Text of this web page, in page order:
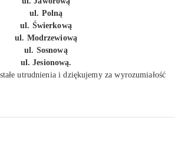
ul. Polną
ul. Świerkową
ul. Modrzewiową
ul. Sosnową
ul. Jesionową.
utrudnienia i dziękujemy za wyrozumiałość